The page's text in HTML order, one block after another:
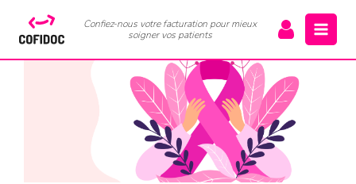
Confiez-nous votre facturation pour mieux
soigner vos patients